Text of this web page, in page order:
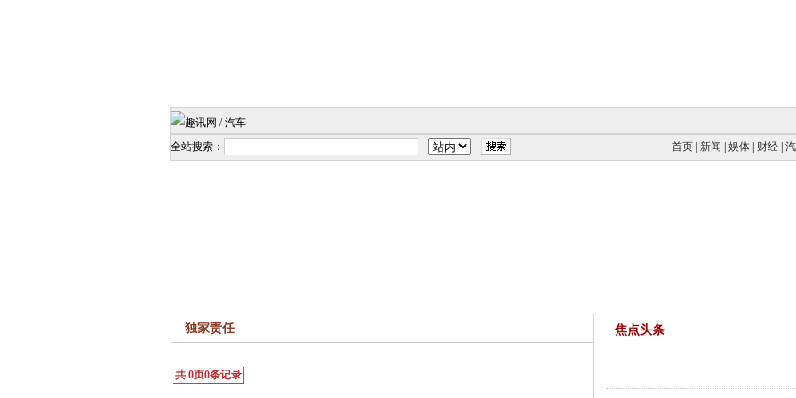
首页| 新闻 娱体| 财经|
全站搜索：
独家责任
共 0页0条记录
焦点头条